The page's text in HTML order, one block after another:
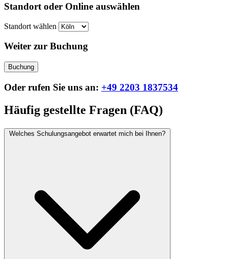
Standort oder Online auswählen
Standort wählen
Weiter zur Buchung
Buchung
Oder rufen Sie uns an: +49 2203 1837534
Häufig gestellte Fragen (FAQ)
Welches Schulungsangebot erwartet mich bei Ihnen?